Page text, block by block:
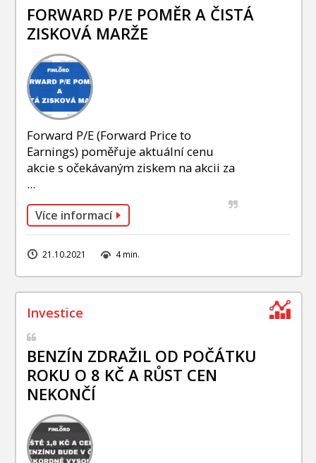
FORWARD P/E POMĚR A ČISTÁ
ZISKOVÁ MARŽE
Forward P/E (Forward Price to
Earnings) poměřuje aktuální cenu
akcie s očekávaným ziskem na akcii za
...
Více informací
21.10.2021 4 min.
BENZÍN ZDRAŽIL OD POČÁTKU
ROKU O 8 KČ A RŮST CEN
NEKONČÍ